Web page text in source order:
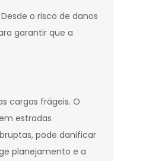
o risco de danos
garantir que a
cargas frágeis. O
estradas
pode danificar
planejamento e a